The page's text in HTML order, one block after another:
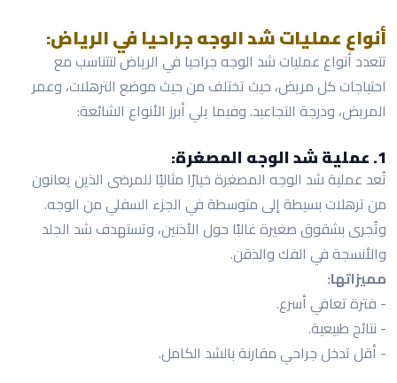
أنواع عمليات شد الوجه جراحيا في الرياض:
تتعدد أنواع عمليات شد الوجه جراحيا في الرياض لتتناسب مع
احتياجات كل مريض، حيث تختلف من حيث موضع الترهلات، وعمر
المريض، ودرجة التجاعيد. وفيما يلي أبرز الأنواع الشائعة:
1. عملية شد الوجه المصغرة:
تُعد عملية شد الوجه المصغرة خيارًا مثاليًا للمرضى الذين يعانون
من ترهلات بسيطة إلى متوسطة في الجزء السفلي من الوجه.
وتُجرى بشقوق صغيرة غالبًا حول الأذنين، وتستهدف شد الجلد
والأنسجة في الفك والذقن.
مميزاتها:
- فترة تعافي أسرع.
- نتائج طبيعية.
- أقل تدخل جراحي مقارنة بالشد الكامل.